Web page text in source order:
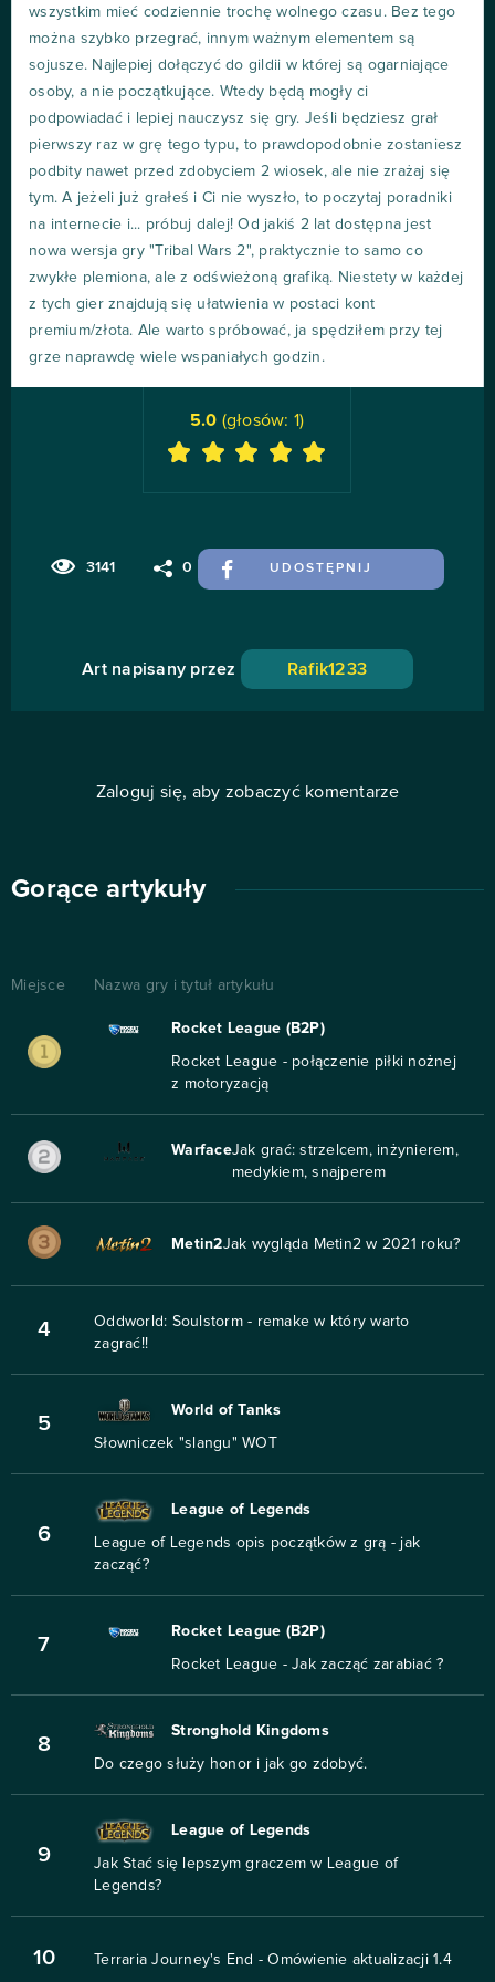
wszystkim mieć codziennie trochę wolnego czasu. Bez tego
można szybko przegrać, innym ważnym elementem są
sojusze. Najlepiej dołączyć do gildii w której są ogarniające
osoby, a nie początkujące. Wtedy będą mogły ci
podpowiadać i lepiej nauczysz się gry. Jeśli będziesz grał
pierwszy raz w grę tego typu, to prawdopodobnie zostaniesz
podbity nawet przed zdobyciem 2 wiosek, ale nie zrażaj się
tym. A jeżeli już grałeś i Ci nie wyszło, to poczytaj poradniki
na internecie i... próbuj dalej! Od jakiś 2 lat dostępna jest
nowa wersja gry "Tribal Wars 2", praktycznie to samo co
zwykłe plemiona, ale z odświeżoną grafiką. Niestety w każdej
z tych gier znajdują się ułatwienia w postaci kont
premium/złota. Ale warto spróbować, ja spędziłem przy tej
grze naprawdę wiele wspaniałych godzin.
3141 0 UDOSTĘPNIJ
5.0 (głosów: 1)
Art napisany przez Rafik1233
Zaloguj się, aby zobaczyć komentarze
Gorące artykuły
Miejsce Nazwa gry i tytuł artykułu
Rocket League (B2P)
Rocket League - połączenie piłki nożnej
z motoryzacją
WarfaceJak grać: strzelcem, inżynierem,
medykiem, snajperem
Metin2Jak wygląda Metin2 w 2021 roku?
4
Oddworld: Soulstorm - remake w który warto
zagrać!!
5
World of Tanks
Słowniczek "slangu" WOT
6
League of Legends
League of Legends opis początków z grą - jak
zacząć?
7
Rocket League (B2P)
Rocket League - Jak zacząć zarabiać ?
8
Stronghold Kingdoms
Do czego służy honor i jak go zdobyć.
9
League of Legends
Jak Stać się lepszym graczem w League of
Legends?
10 Terraria Journey's End - Omówienie aktualizacji 1.4